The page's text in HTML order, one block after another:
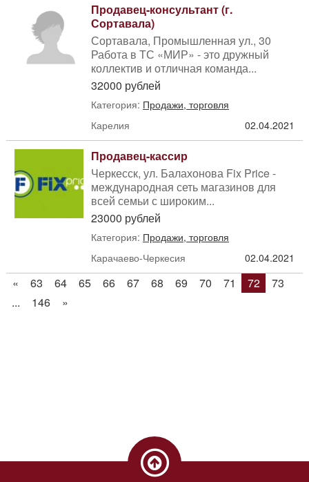
Продавец-консультант (г.
Сортавала)
Сортавала, Промышленная ул., 30
Работа в ТС «МИР» - это дружный
коллектив и отличная команда...
32000 рублей
Категория: Продажи, торговля
Карелия
02.04.2021
Продавец-кассир
Черкесск, ул. Балахонова Fix Price -
международная сеть магазинов для
всей семьи с широким...
23000 рублей
Категория: Продажи, торговля
Карачаево-Черкесия
02.04.2021
« 63 64 65 66 67 68 69 70 71 72
73
...
146 »